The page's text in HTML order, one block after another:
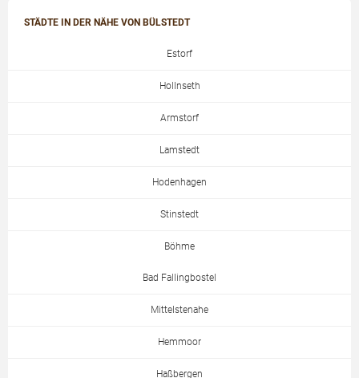
STÄDTE IN DER NÄHE VON BÜLSTEDT
Estorf
Hollnseth
Armstorf
Lamstedt
Hodenhagen
Stinstedt
Böhme
Bad Fallingbostel
Mittelstenahe
Hemmoor
Haßbergen